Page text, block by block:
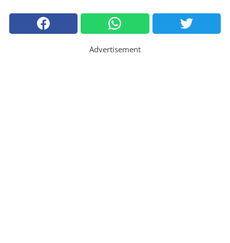
Advertisement